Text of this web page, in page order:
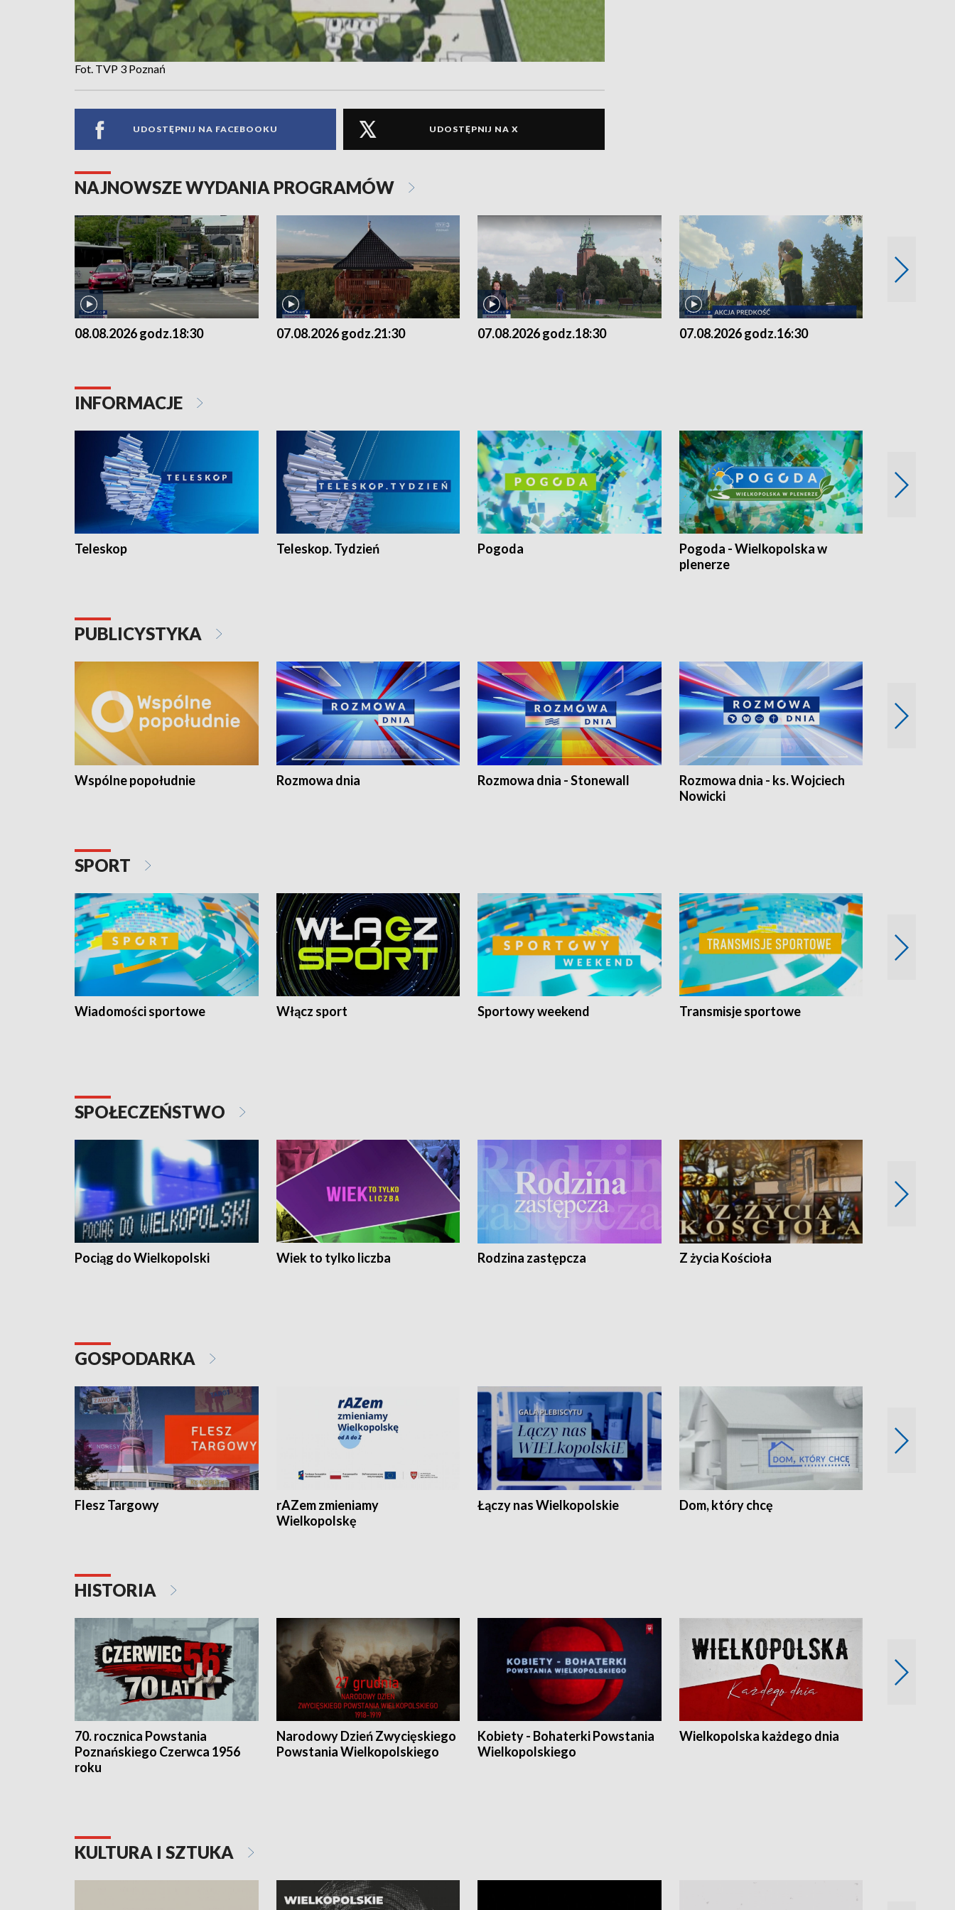
Fot. TVP 3 Poznań
UDOSTĘPNIJ NA FACEBOOKU UDOSTĘPNIJ NA X
NAJNOWSZE WYDANIA PROGRAMÓW
08.08.2026 godz.18:30 07.08.2026 godz.21:30 07.08.2026 godz.18:30 07.08.2026 godz.16:30
INFORMACJE
Teleskop Teleskop. Tydzień Pogoda
Pogoda - Wielkopolska w
plenerze
PUBLICYSTYKA
Wspólne popołudnie Rozmowa dnia Rozmowa dnia - Stonewall
Rozmowa dnia - ks. Wojciech
Nowicki
SPORT
Wiadomości sportowe Włącz sport Sportowy weekend Transmisje sportowe
SPOŁECZEŃSTWO
Pociąg do Wielkopolski Wiek to tylko liczba Rodzina zastępcza Z życia Kościoła
GOSPODARKA
Flesz Targowy
rAZem zmieniamy
Wielkopolskę
Łączy nas Wielkopolskie Dom, który chcę
HISTORIA
70. rocznica Powstania
Poznańskiego Czerwca 1956
roku
Narodowy Dzień Zwycięskiego
Powstania Wielkopolskiego
Kobiety - Bohaterki Powstania
Wielkopolskiego
Wielkopolska każdego dnia
KULTURA I SZTUKA